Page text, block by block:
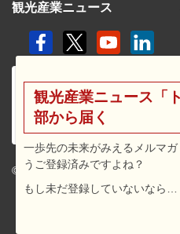
観光産業ニュース
© 2026 travel voice.
観光産業ニュース「
部から届く
一歩先の未来がみえるメルマ
うご登録済みですよね？
もし未だ登録していないなら…